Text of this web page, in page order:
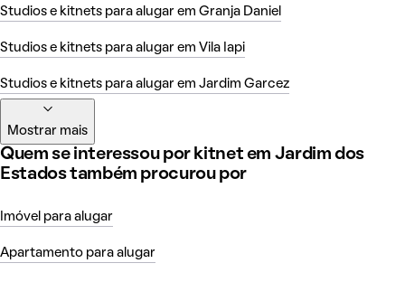
Studios e kitnets para alugar em Granja Daniel
Studios e kitnets para alugar em Vila Iapi
Studios e kitnets para alugar em Jardim Garcez
Mostrar mais
Quem se interessou por kitnet em Jardim dos
Estados também procurou por
Imóvel para alugar
Apartamento para alugar